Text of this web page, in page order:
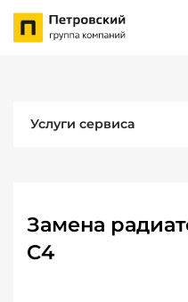
Услуги сервиса
Замена
C4